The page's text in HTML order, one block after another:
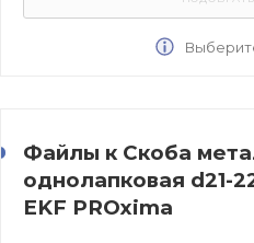
Файлы к Скоба
однолапковая d21-
EKF PROxima